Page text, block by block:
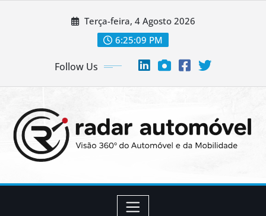
Terça-feira, 4 Agosto 2026
6:25:10 PM
Follow Us